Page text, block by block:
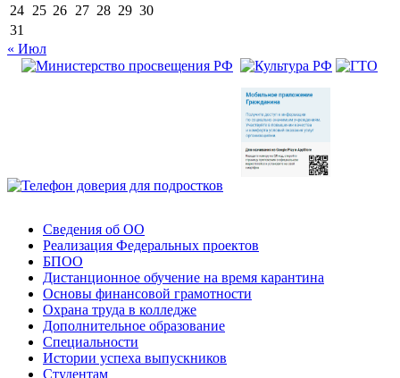
24 25 26 27 28 29 30
31
« Июл
Сведения об ОО
Реализация Федеральных проектов
БПОО
Дистанционное обучение на время карантина
Основы финансовой грамотности
Охрана труда в колледже
Дополнительное образование
Специальности
Истории успеха выпускников
Студентам